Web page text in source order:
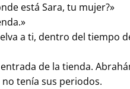
está Sara, tu mujer?»
a ti, dentro del tiempo
de la tienda.
no tenía sus periodos.